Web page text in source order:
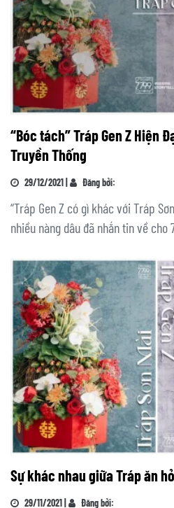
“Bóc tách” Tráp Gen Z Hiện
Truyền Thống
29/12/2021 | Đăng bởi:
“Tráp Gen Z có gì khác với Tráp
nhiều nàng dâu đã nhắn tin về cho
Sự khác nhau giữa Tráp ăn
29/11/2021 | Đăng bởi: